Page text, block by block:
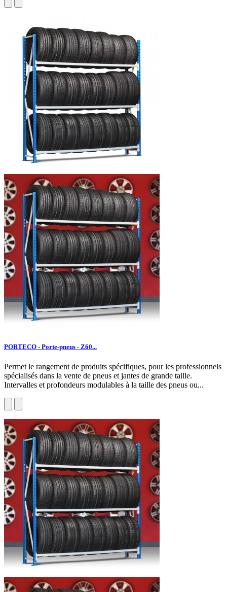
PORTECO - Porte-pneus - Z60...
Permet le rangement de produits spécifiques, pour les professionnels
spécialisés dans la vente de pneus et jantes de grande taille.
Intervalles et profondeurs modulables à la taille des pneus ou...